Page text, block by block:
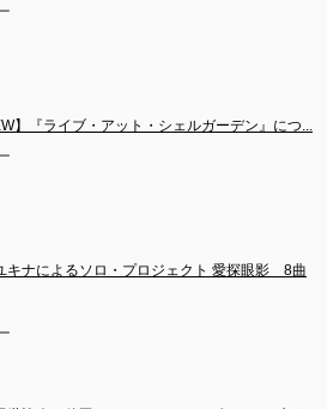
】『ライブ・アット・シェルガーデン』につ...
キナによるソロ・プロジェクト 愛探眼影　8曲